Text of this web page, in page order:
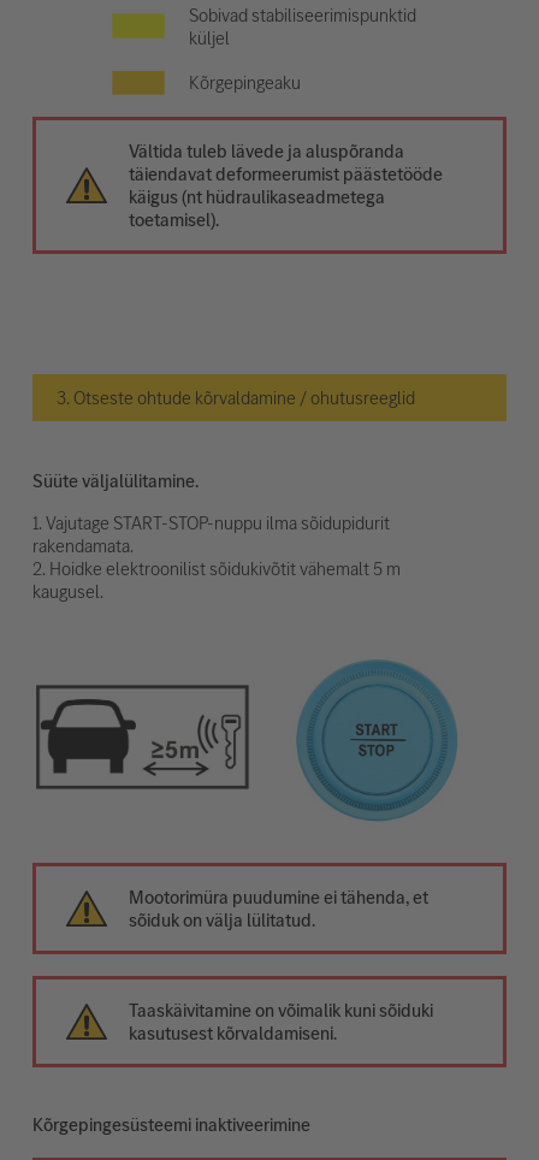
Sobivad stabiliseerimispunktid
küljel
Kõrgepingeaku
Vältida tuleb lävede ja aluspõranda
täiendavat deformeerumist päästetööde
käigus (nt hüdraulikaseadmetega
toetamisel).
3. Otseste ohtude kõrvaldamine / ohutusreeglid
Süüte väljalülitamine.
1. Vajutage START-STOP-nuppu ilma sõidupidurit
rakendamata.
2. Hoidke elektroonilist sõidukivõtit vähemalt 5 m
kaugusel.
Mootorimüra puudumine ei tähenda, et
sõiduk on välja lülitatud.
Taaskäivitamine on võimalik kuni sõiduki
kasutusest kõrvaldamiseni.
Kõrgepingesüsteemi inaktiveerimine